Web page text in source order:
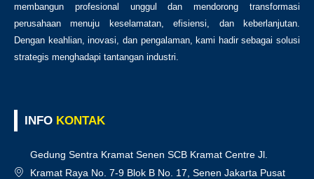
membangun profesional unggul dan mendorong transformasi
perusahaan menuju keselamatan, efisiensi, dan keberlanjutan.
Dengan keahlian, inovasi, dan pengalaman, kami hadir sebagai solusi
strategis menghadapi tantangan industri.
INFO KONTAK
Gedung Sentra Kramat Senen SCB Kramat Centre Jl.
Kramat Raya No. 7-9 Blok B No. 17, Senen Jakarta Pusat